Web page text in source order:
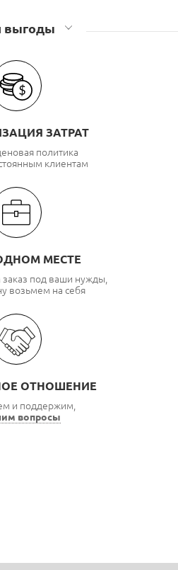
стоек Связьстройдеталь
выгоды
ЗАТРАТ
политика
клиентам
МЕСТЕ
под ваши нужды,
возьмем на себя
ОТНОШЕНИЕ
и поддержим,
вопросы